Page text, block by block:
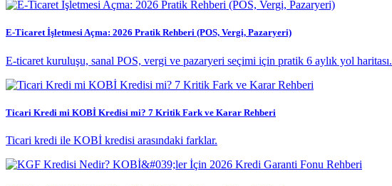
E-Ticaret İşletmesi Açma: 2026 Pratik Rehberi (POS, Vergi, Pazaryeri)
E-ticaret kuruluşu, sanal POS, vergi ve pazaryeri seçimi için pratik 6 aylık yol haritası.
Ticari Kredi mi KOBİ Kredisi mi? 7 Kritik Fark ve Karar Rehberi
Ticari kredi ile KOBİ kredisi arasındaki farklar.